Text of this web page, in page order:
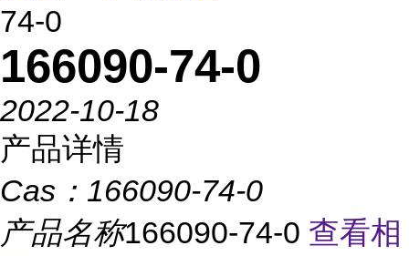
74-0
166090-74-0
2022-10-18
产品详情
Cas： 166090-74-0
产品名称166090-74-0 查看相